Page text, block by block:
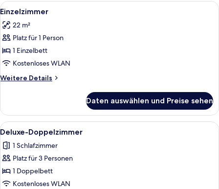
Alle
Fotos
für
Einzelzimmer
anzeigen
Ein Hotelzimmer mit einem Bett,
5
Einzelzimmer
22 m²
Platz für 1 Person
1 Einzelbett
Kostenloses WLAN
Weitere Details
Weitere
Daten auswählen und Preise sehen
Alle
Fotos
für
Deluxe-
Doppelzimmer
anzeigen
Ein ordentlich bezogenes Bett mit
7
Deluxe-Doppelzimmer
1 Schlafzimmer
Platz für 3 Personen
1 Doppelbett
Kostenloses WLAN